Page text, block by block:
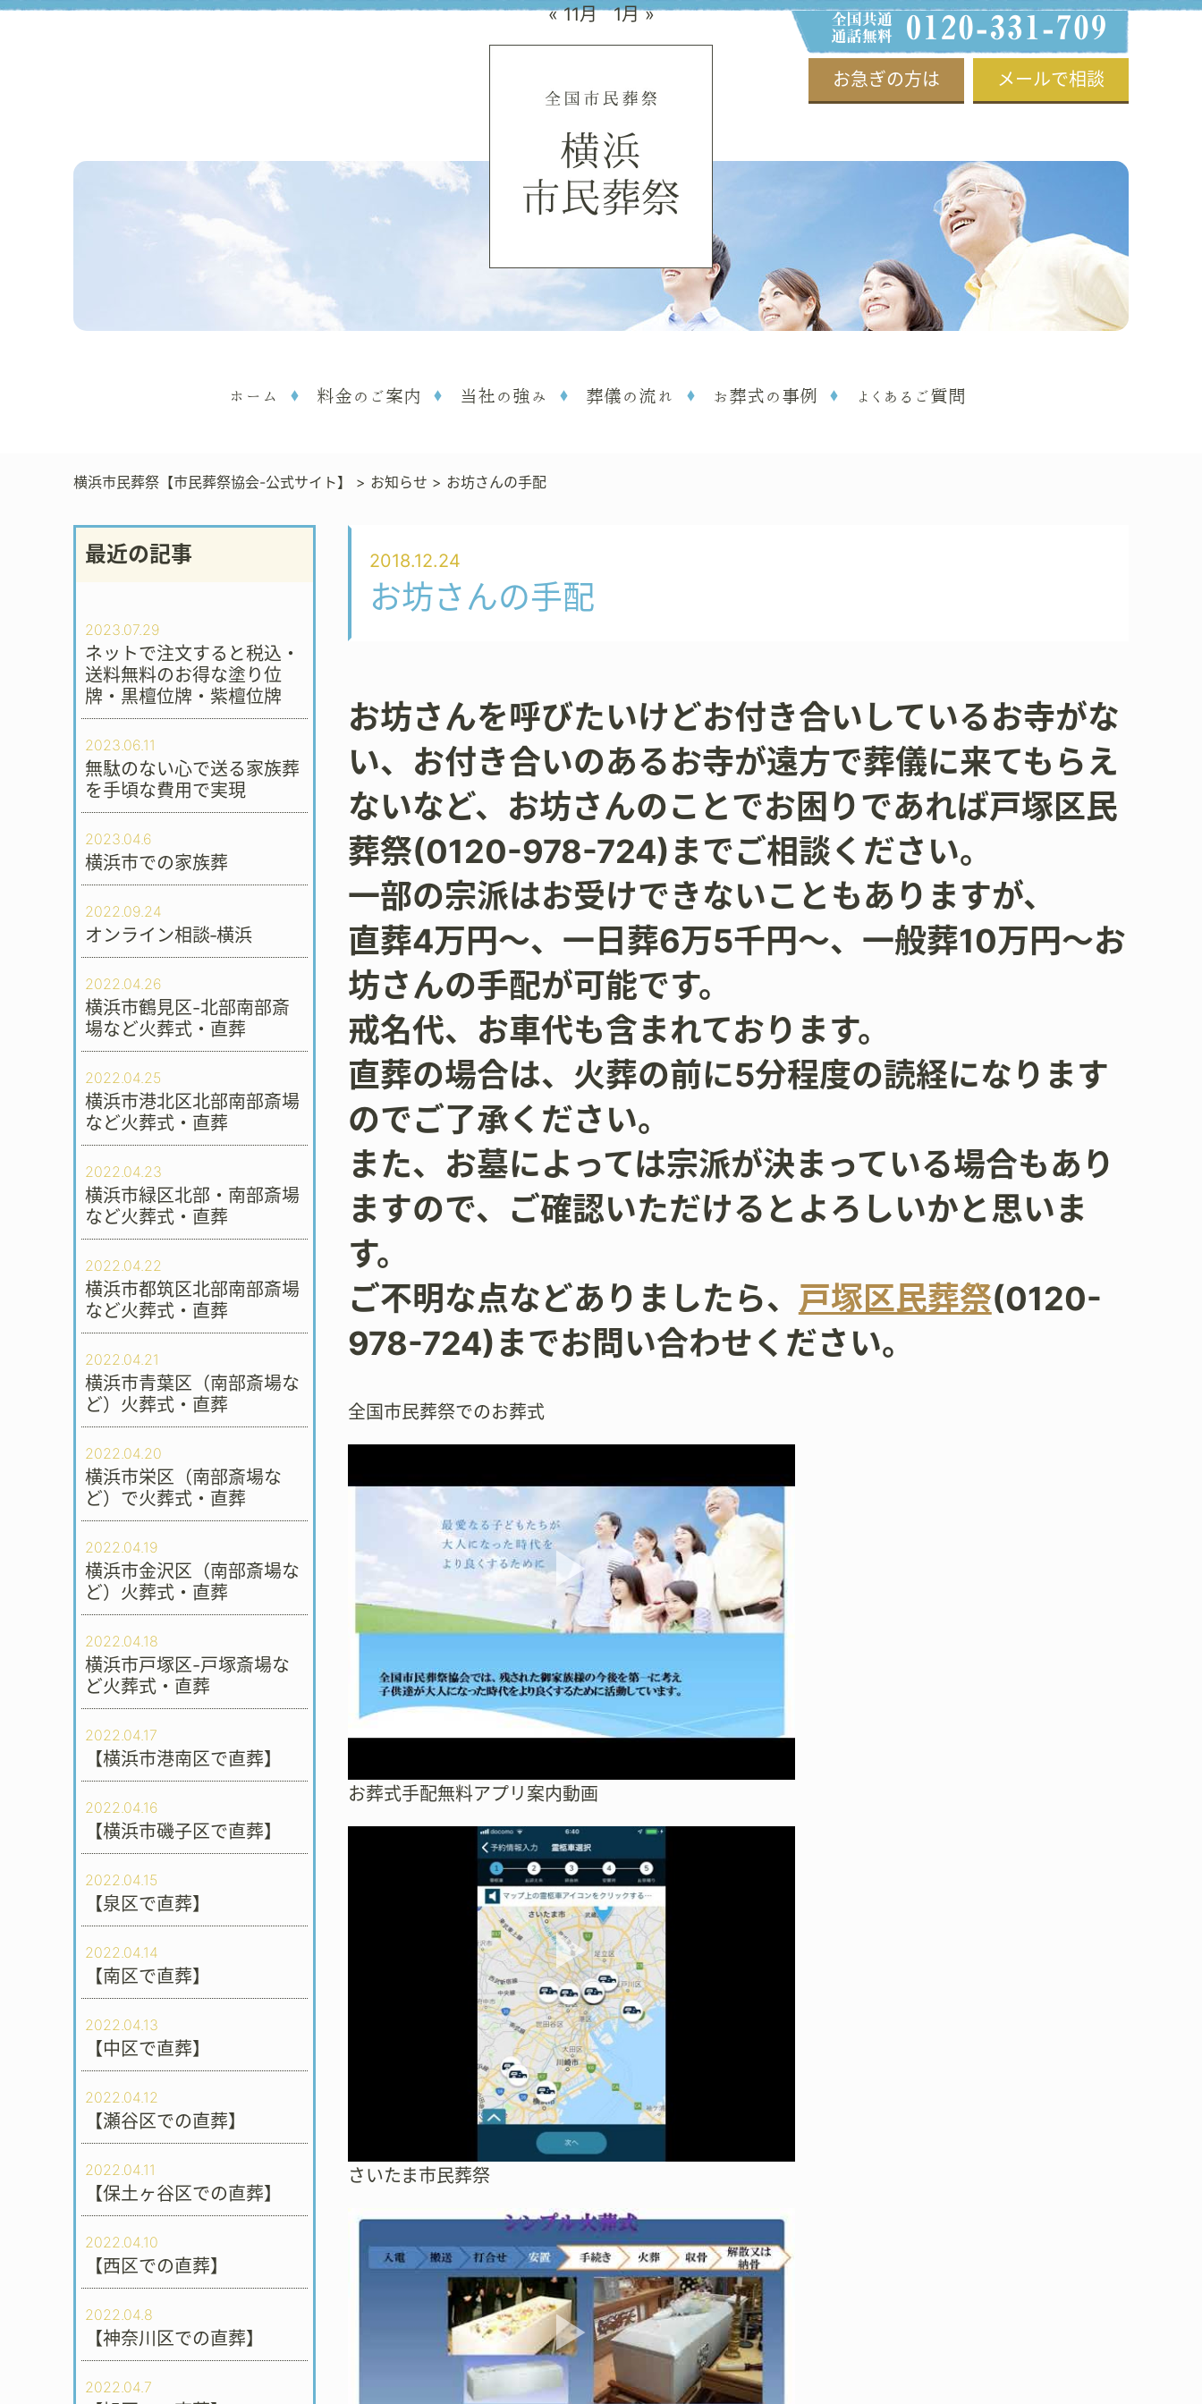
お急ぎの方は メールで相談
ホーム 料金のご案内 当社の強み 葬儀の流れ お葬式の事例 よくあるご質問
横浜市民葬祭【市民葬祭協会-公式サイト】 > お知らせ > お坊さんの手配
最近の記事
2023.07.29
ネットで注文すると税込・
送料無料のお得な塗り位
牌・黒檀位牌・紫檀位牌
2023.06.11
無駄のない心で送る家族葬
を手頃な費用で実現
2023.04.6
横浜市での家族葬
2022.09.24
オンライン相談‐横浜
2022.04.26
横浜市鶴見区-北部南部斎
場など火葬式・直葬
2022.04.25
横浜市港北区北部南部斎場
など火葬式・直葬
2022.04.23
横浜市緑区北部・南部斎場
など火葬式・直葬
2022.04.22
横浜市都筑区北部南部斎場
など火葬式・直葬
2022.04.21
横浜市青葉区（南部斎場な
ど）火葬式・直葬
2022.04.20
横浜市栄区（南部斎場な
ど）で火葬式・直葬
2022.04.19
横浜市金沢区（南部斎場な
ど）火葬式・直葬
2022.04.18
横浜市戸塚区-戸塚斎場な
ど火葬式・直葬
2022.04.17
【横浜市港南区で直葬】
2022.04.16
【横浜市磯子区で直葬】
2022.04.15
【泉区で直葬】
2022.04.14
【南区で直葬】
2022.04.13
【中区で直葬】
2022.04.12
【瀬谷区での直葬】
2022.04.11
【保土ヶ谷区での直葬】
2022.04.10
【西区での直葬】
2022.04.8
【神奈川区での直葬】
2022.04.7
« 11月 1月 »
2018.12.24
お坊さんの手配
お坊さんを呼びたいけどお付き合いしているお寺がな
い、お付き合いのあるお寺が遠方で葬儀に来てもらえ
ないなど、お坊さんのことでお困りであれば戸塚区民
葬祭(0120-978-724)までご相談ください。
一部の宗派はお受けできないこともありますが、
直葬4万円〜、一日葬6万5千円〜、一般葬10万円〜お
坊さんの手配が可能です。
戒名代、お車代も含まれております。
直葬の場合は、火葬の前に5分程度の読経になります
のでご了承ください。
また、お墓によっては宗派が決まっている場合もあり
ますので、ご確認いただけるとよろしいかと思いま
す。
ご不明な点などありましたら、 戸塚区民葬祭(0120-
978-724)までお問い合わせください。
全国市民葬祭でのお葬式
お葬式手配無料アプリ案内動画
さいたま市民葬祭